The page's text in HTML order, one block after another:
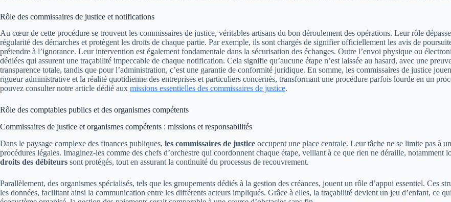
Rôle des commissaires de justice et notifications
Au cœur de cette procédure se trouvent les commissaires de justice, véritables artisans du bon déroulement des opérations. Leur rôle
régularité des démarches et protègent les droits de chaque partie. Par exemple, ils sont chargés de signifier officiellement les avis de
prétendre à l’ignorance. Leur intervention est également fondamentale dans la sécurisation des échanges. Outre l’envoi physique ou
dédiées qui assurent une traçabilité impeccable de chaque notification. Cela signifie qu’aucune étape n’est laissée au hasard, avec une
transparence totale, tandis que pour l’administration, c’est une garantie de conformité juridique. En somme, les commissaires de justice
rigueur administrative et la réalité quotidienne des entreprises et particuliers concernés, transformant une procédure parfois lourde en un
pouvez consulter notre article dédié aux missions essentielles des commissaires de justice.
Rôle des comptables publics et des organismes compétents
Commissaires de justice et organismes compétents : missions et responsabilités
Dans le paysage complexe des finances publiques, les commissaires de justice occupent une place centrale. Leur tâche ne se limite pas à
procédures légales. Imaginez-les comme des chefs d’orchestre qui coordonnent chaque étape, veillant à ce que rien ne déraille,
droits des débiteurs sont protégés, tout en assurant la continuité du processus de recouvrement.
Parallèlement, des organismes spécialisés, tels que les groupements dédiés à la gestion des créances, jouent un rôle d’appui essentiel. Ces
les données, facilitant ainsi la communication entre les différents acteurs impliqués. Grâce à elles, la traçabilité devient un jeu d’enfant, ce